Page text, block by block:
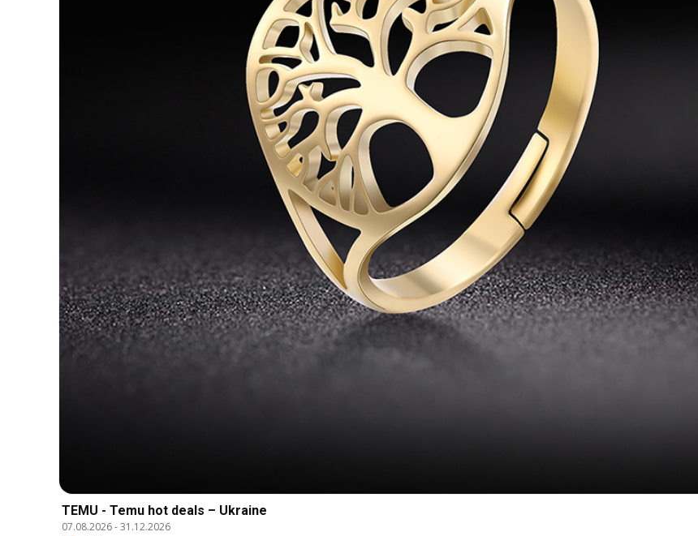
TEMU - Temu hot deals – Ukraine
07.08.2026-31.12.2026